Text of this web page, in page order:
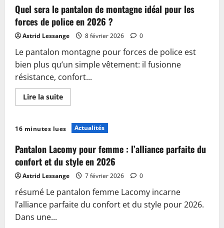
Comment
réaliser
un
ourlet
de
pantalon
parfait
à
la
machine
Quel sera le pantalon de montagne idéal pour les
forces de police en 2026 ?
Astrid Lessange 8 février 2026 0
Le pantalon montagne pour forces de police est
bien plus qu’un simple vêtement: il fusionne
résistance, confort...
Lire la suiteEn
savoir
Quel
sera
pantalon
de
montagne
idéal
pour
les
forces
de
police
en
16 minutes lues Actualités
Pantalon Lacomy pour femme : l’alliance parfaite du
confort et du style en 2026
Astrid Lessange 7 février 2026 0
résumé Le pantalon femme Lacomy incarne
l’alliance parfaite du confort et du style pour 2026.
Dans une...